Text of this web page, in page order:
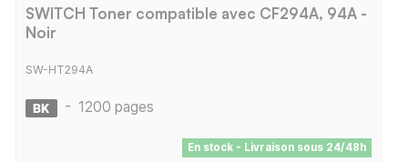
SWITCH Toner compatible avec CF294A, 94A -
Noir
SW-HT294A
- 1200 pages
En stock - Livraison sous 24/48h